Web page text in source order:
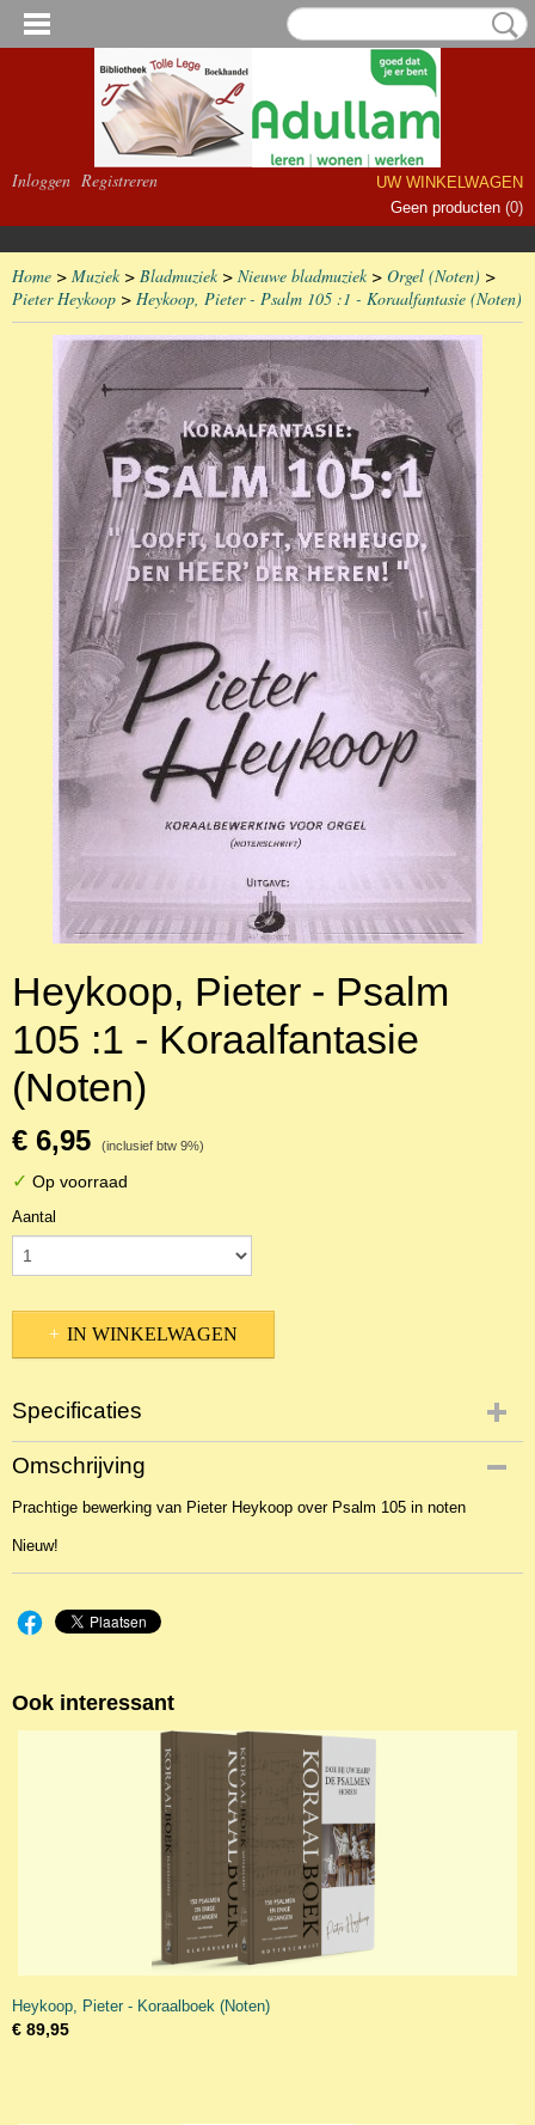
Inloggen Registreren
UW WINKELWAGEN
Geen producten (0)
Home > Muziek> Bladmuziek> Nieuwe bladmuziek> Orgel (Noten) >
Pieter Heykoop > Heykoop, Pieter - Psalm 105 :1 - Koraalfantasie (Noten)
Heykoop, Pieter - Psalm
105 :1 - Koraalfantasie
(Noten)
€ 6,95 (inclusief btw 9%)
✓ Op voorraad
Aantal
IN WINKELWAGEN
Specificaties
Productcode
NBLNOr-4876
Omschrijving
Prachtige bewerking van Pieter Heykoop over Psalm 105 in noten
Nieuw!
Ook interessant
Heykoop, Pieter - Koraalboek (Noten)
€ 89,95